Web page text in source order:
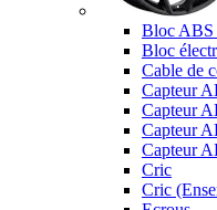
Bloc ABS
Bloc
Cable de
Capteur
Capteur
Capteur
Capteur
Cric
Cric